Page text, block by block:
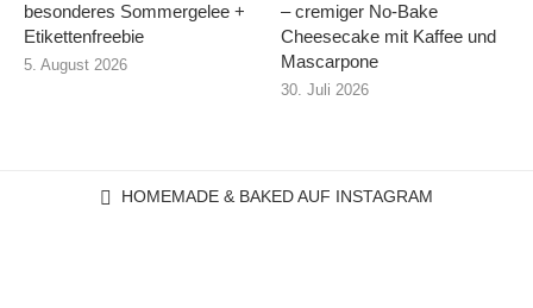
besonderes Sommergelee +
Etikettenfreebie
5. August 2026
– cremiger No-Bake
Cheesecake mit Kaffee und
Mascarpone
30. Juli 2026
HOMEMADE & BAKED AUF INSTAGRAM